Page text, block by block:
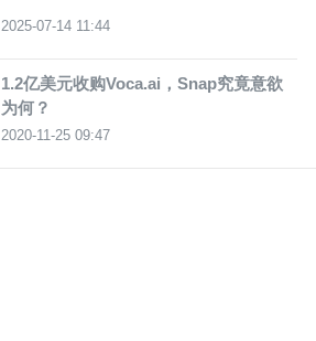
2025-07-14 11:44
1.2亿美元收购Voca.ai，Snap究竟意欲
为何？
2020-11-25 09:47